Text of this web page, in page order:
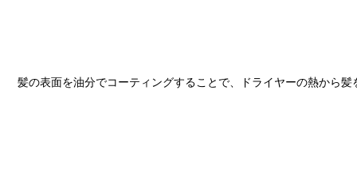
髪の表面を油分でコーティングすることで、ドライヤーの熱から髪